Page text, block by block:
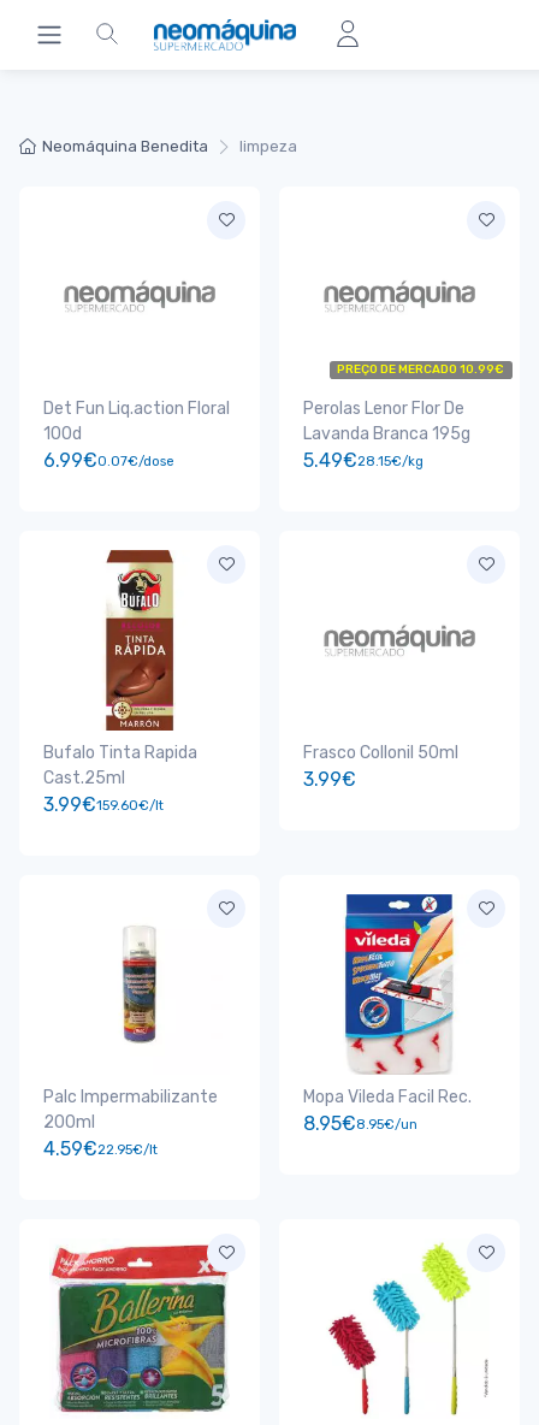
Neomáquina Benedita limpeza
Det Fun Liq.action Floral
100d
6.99€0.07€/dose
PREÇO DE MERCADO 10.99€
Perolas Lenor Flor De
Lavanda Branca 195g
5.49€28.15€/kg
Bufalo Tinta Rapida
Cast.25ml
3.99€159.60€/lt
Frasco Collonil 50ml
3.99€
Palc Impermabilizante
200ml
4.59€22.95€/lt
Mopa Vileda Facil Rec.
8.95€8.95€/un